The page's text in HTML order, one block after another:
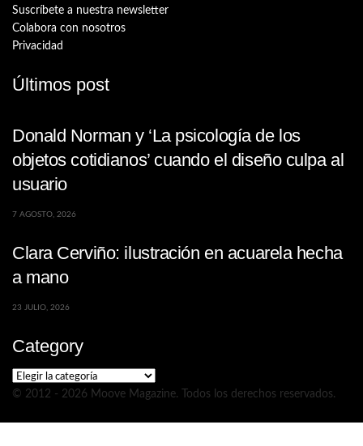
Suscríbete a nuestra newsletter
Colabora con nosotros
Privacidad
Últimos post
Donald Norman y ‘La psicología de los
objetos cotidianos’ cuando el diseño culpa al
usuario
7 AGOSTO, 2026
Clara Cerviño: ilustración en acuarela hecha
a mano
23 JULIO, 2026
Category
Category
© 2012 - 2026 Moove Magazine. Todos los derechos reservados.